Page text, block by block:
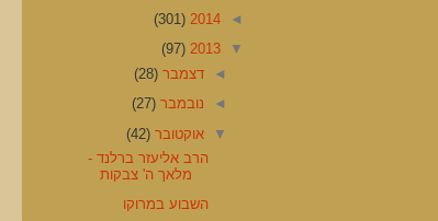
◄
2014
(301)
▼
2013
(97)
◄דצמבר(28)
◄ נובמבר(27)
▼אוקטובר(42)
הרב אליעזר ברלנד -
מלאך ה' צבקות
השבוע במרוקו